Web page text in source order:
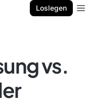
Loslegen
vs.